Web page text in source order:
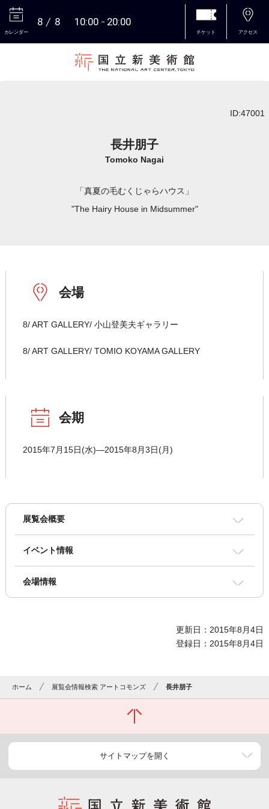
カレンダー
8 8 10:00 20:00
チケット アクセス
ID:47001
長井朋子
Tomoko Nagai
「真夏の毛むくじゃらハウス」
"The Hairy House in Midsummer"
会場
8/ ART GALLERY/ 小山登美夫ギャラリー
8/ ART GALLERY/ TOMIO KOYAMA GALLERY
会期
2015年7月15日(水)―2015年8月3日(月)
展覧会概要
イベント情報
会場情報
更新日：2015年8月4日
登録日：2015年8月4日
ホーム 展覧会情報検索 アートコモンズ 長井朋子
サイトマップを開く